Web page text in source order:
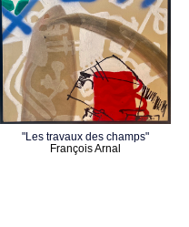
"Les travaux des champs"
François Arnal